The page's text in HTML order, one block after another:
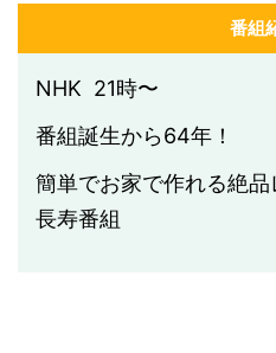
番組
NHK 21時〜
番組誕生から64年！
簡単でお家で作れる絶
長寿番組